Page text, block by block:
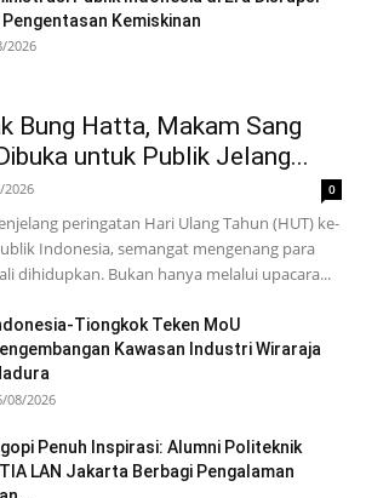
Kemiskinan
2026
Bung Hatta, Makam Sang
untuk Publik Jelang...
2026 0
peringatan Hari Ulang Tahun (HUT) ke-
Indonesia, semangat mengenang para
dihidupkan. Bukan hanya melalui upacara...
Tiongkok Teken MoU
Kawasan Industri Wiraraja
08/2026
Penuh Inspirasi: Alumni Politeknik
LAN Jakarta Berbagi Pengalaman